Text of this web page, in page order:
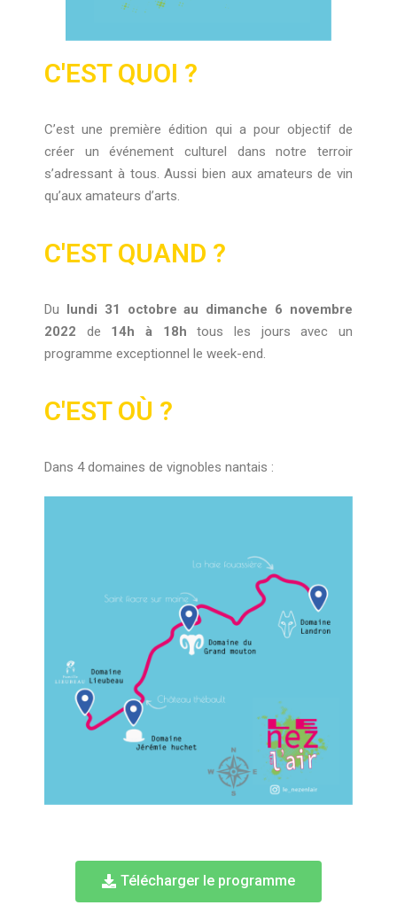
C'EST QUOI ?
C’est une première édition qui a pour objectif de
créer un événement culturel dans notre terroir
s’adressant à tous. Aussi bien aux amateurs de vin
qu’aux amateurs d’arts.
C'EST QUAND ?
Du lundi 31 octobre au dimanche 6 novembre
2022 de 14h à 18h tous les jours avec un
programme exceptionnel le week-end.
C'EST OÙ ?
Dans 4 domaines de vignobles nantais :
Télécharger le programme